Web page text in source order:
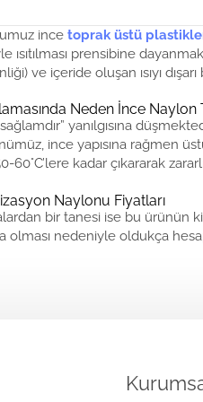
ince toprak üstü
ısıtılması prensibine
ve içeride oluşan ısıyı dışarı
Neden İnce Naylon
yanılgısına
ince yapısına rağmen
60°C’lere kadar çıkararak
Naylonu Fiyatları
bir tanesi ise bu ürünün
olması nedeniyle oldukça